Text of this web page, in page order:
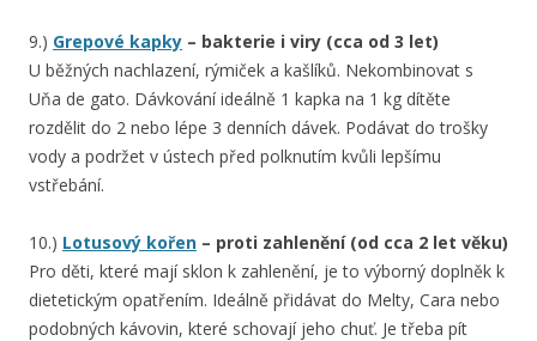
9.) Grepové kapky – bakterie i viry (cca od 3 let)
U běžných nachlazení, rýmiček a kašlíků. Nekombinovat s
Uňa de gato. Dávkování ideálně 1 kapka na 1 kg dítěte
rozdělit do 2 nebo lépe 3 denních dávek. Podávat do trošky
vody a podržet v ústech před polknutím kvůli lepšímu
vstřebání.
10.) Lotusový kořen – proti zahlenění (od cca 2 let věku)
Pro děti, které mají sklon k zahlenění, je to výborný doplněk k
dietetickým opatřením. Ideálně přidávat do Melty, Cara nebo
podobných kávovin, které schovají jeho chuť. Je třeba pít